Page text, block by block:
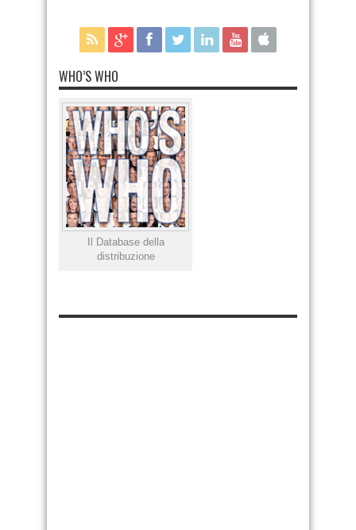
WHO’S WHO
Il Database della
distribuzione